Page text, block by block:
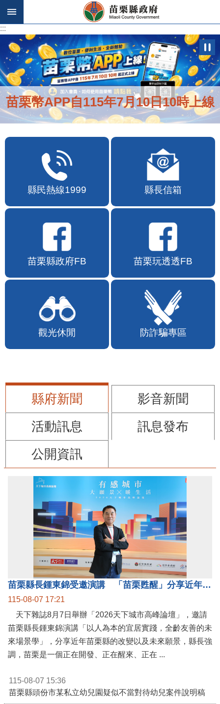
跳到主要內容區塊
:::
便民快e通2.0自即日起啟用
縣民熱線1999 縣長信箱
苗栗縣政府FB 苗栗玩透透FB
觀光休閒 防詐騙專區
縣府新聞
影音新聞
活動訊息
訊息發布
公開資訊
苗栗縣長鍾東錦受邀演講 「苗栗甦醒」分享近年轉變
115-08-07 17:21
天下雜誌8月7日舉辦「2026天下城市高峰論壇」，邀請
苗栗縣長鍾東錦演講「以人為本的宜居實踐，全齡友善的未
來場景學」，分享近年苗栗縣的改變以及未來願景，縣長強
調，苗栗是一個正在開發、正在醒來、正在 ...
115-08-07 15:36
苗栗縣頭份市某私立幼兒園疑似不當對待幼兒案件說明稿